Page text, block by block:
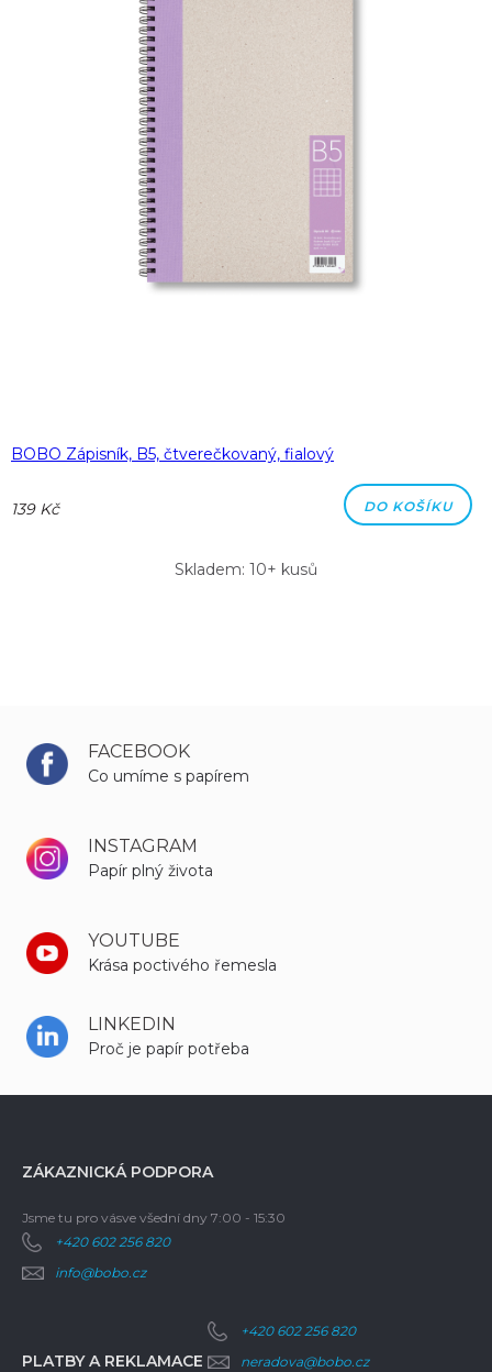
BOBO Zápisník, B5, čtverečkovaný, fialový
139 Kč DO KOŠÍKU
Skladem: 10+ kusů
FACEBOOK
Co umíme s papírem
INSTAGRAM
Papír plný života
YOUTUBE
Krása poctivého řemesla
LINKEDIN
Proč je papír potřeba
ZÁKAZNICKÁ PODPORA
Jsme tu pro vásve všední dny 7:00 - 15:30
+420 602 256 820
info@bobo.cz
PLATBY A REKLAMACE
+420 602 256 820
neradova@bobo.cz